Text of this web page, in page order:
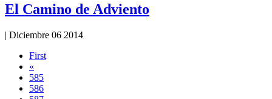
El Camino de Adviento
| Diciembre 06 2014
First
«
585
586